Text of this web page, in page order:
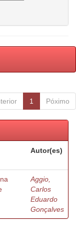
1 Póximo
Autor(es)
Aggio,
Carlos
Eduardo
Gonçalves